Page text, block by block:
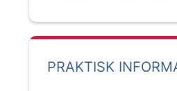
PRAKTISK